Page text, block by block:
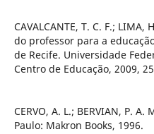
CAVALCANTE, T. C. F.;
do professor para a
de Recife. Universidade
Centro de Educação, 2009,
CERVO, A. L.; BERVIAN, P.
Paulo: Makron Books, 1996.